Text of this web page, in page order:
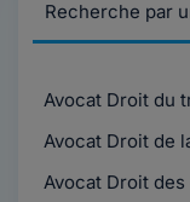
Recherche par
Avocat Droit du
Avocat Droit de
Avocat Droit